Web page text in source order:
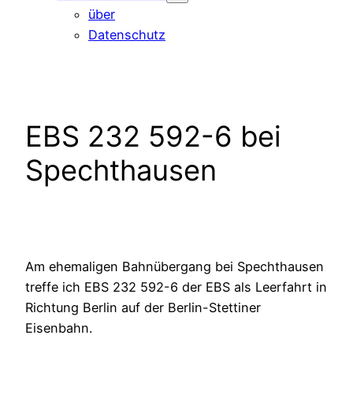
über
Datenschutz
EBS 232 592-6 bei
Spechthausen
Am ehemaligen Bahnübergang bei Spechthausen
treffe ich EBS 232 592-6 der EBS als Leerfahrt in
Richtung Berlin auf der Berlin-Stettiner
Eisenbahn.